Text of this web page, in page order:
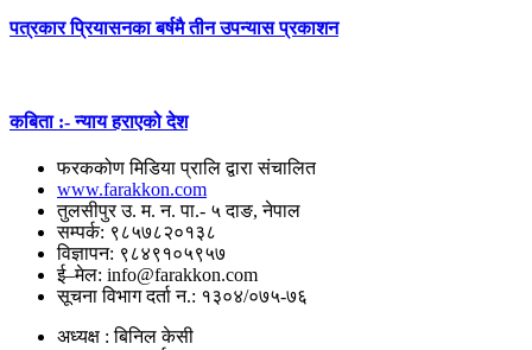
पत्रकार प्रियासनका बर्षमै तीन उपन्यास प्रकाशन
कबिता :- न्याय हराएको देश
फरककोण मिडिया प्रालि द्वारा संचालित
www.farakkon.com
तुलसीपुर उ. म. न. पा.- ५ दाङ, नेपाल
सम्पर्क: ९८५७८२०१३८
विज्ञापन: ९८४९१०५९५७
ई–मेल: info@farakkon.com
सूचना विभाग दर्ता न.: १३०४/०७५-७६
अध्यक्ष : बिनिल केसी